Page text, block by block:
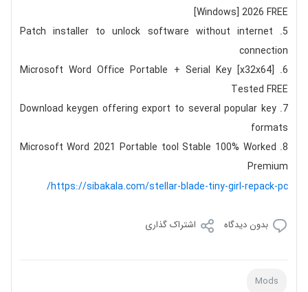
[Windows] 2026 FREE
Patch installer to unlock software without internet
connection
Microsoft Word Office Portable + Serial Key [x32x64]
Tested FREE
Download keygen offering export to several popular key
formats
Microsoft Word 2021 Portable tool Stable 100% Worked
Premium
https://sibakala.com/stellar-blade-tiny-girl-repack-pc/
بدون دیدگاه اشتراک گذاری
Mods